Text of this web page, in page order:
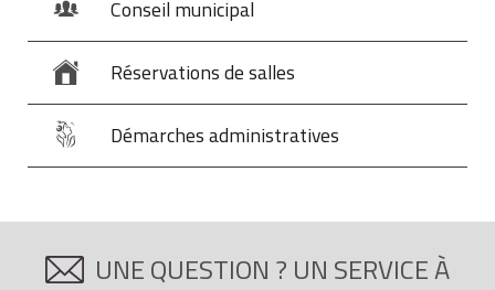
de validité du contrôle, la date et lieu du contrôle
visa.
Si le résultat du contrôle technique est favorable et si
le véhicule est équipé d'un pare-brise, le contrôleur fixe
une vignette sur la partie inférieure droite du pare-
collection).
Conseil municipal
Réservations de salles
Démarches administratives
UNE QUESTION ? UN SERVICE À